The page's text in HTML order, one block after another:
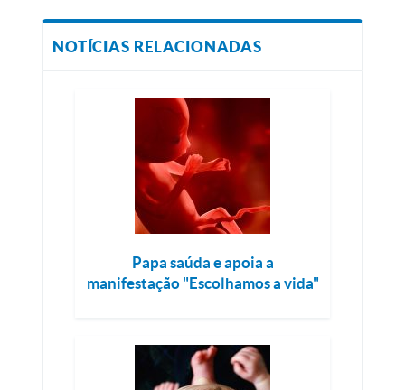
NOTÍCIAS RELACIONADAS
Papa saúda e apoia a
manifestação "Escolhamos a vida"